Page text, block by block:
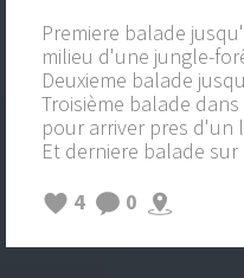
Premiere balade
milieu d'une jungle-
Deuxieme balade
Troisième balade
pour arriver pres d'un
Et derniere balade
4
0